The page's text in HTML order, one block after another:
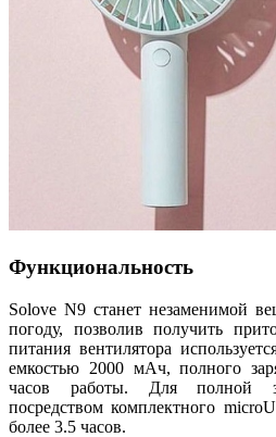
Функциональность
Solove N9 станет незаменимой
погоду, позволив получить
питания вентилятора
емкостью 2000 мАч, полного
часов работы. Для полной
посредством комплектного
более 3.5 часов.